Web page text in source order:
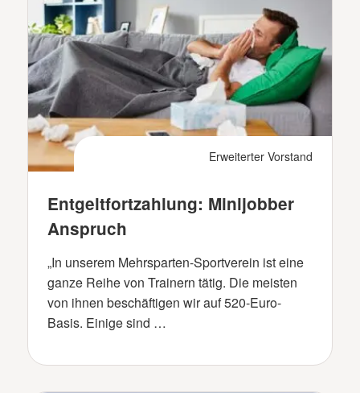
Erweiterter Vorstand
Entgeltfortzahlung: Minijobber
Anspruch
„In unserem Mehrsparten-Sportverein ist eine
ganze Reihe von Trainern tätig. Die meisten
von ihnen beschäftigen wir auf 520-Euro-
Basis. Einige sind …